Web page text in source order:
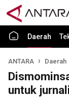
Daerah
ANTARA Daerah
untuk